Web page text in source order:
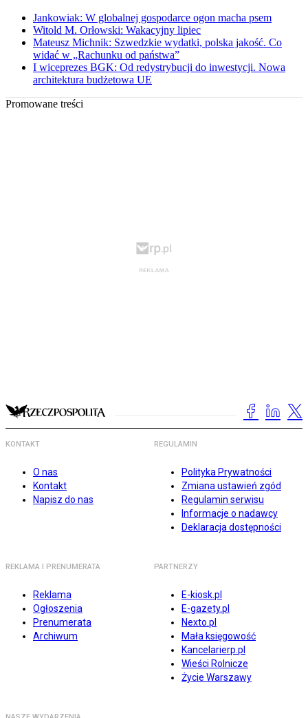
Jankowiak: W globalnej gospodarce ogon macha psem
Witold M. Orłowski: Wakacyjny lipiec
Mateusz Michnik: Szwedzkie wydatki, polska jakość. Co
widać w „Rachunku od państwa”
I wiceprezes BGK: Od redystrybucji do inwestycji. Nowa
architektura budżetowa UE
Promowane treści
KONTAKT
O nas
Kontakt
Napisz do nas
REGULAMIN
Polityka Prywatności
Zmiana ustawień zgód
Regulamin serwisu
Informacje o nadawcy
Deklaracja dostępności
REKLAMA I PRENUMERATA
Reklama
Ogłoszenia
Prenumerata
Archiwum
PARTNERZY
E-kiosk.pl
E-gazety.pl
Nexto.pl
Mała księgowość
Kancelarierp.pl
Wieści Rolnicze
Życie Warszawy